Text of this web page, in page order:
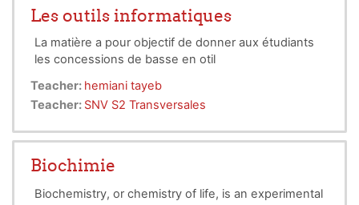
Les outils informatiques
La matière a pour objectif de donner aux étudiants
les concessions de basse en otil
Teacher: hemiani tayeb
Teacher: SNV S2 Transversales
Biochimie
Biochemistry, or chemistry of life, is an experimental